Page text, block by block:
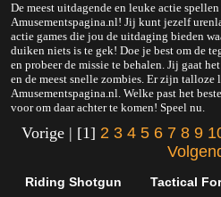
De meest uitdagende en leuke actie
Amusementspagina.nl! Jij kunt jezelf
actie games die jou de uitdaging bieden
duiken niets is te gek! Doe je best om de
en probeer de missie te behalen. Jij gaat
en de meest snelle zombies. Er zijn talloze
Amusementspagina.nl. Welke past het
voor om daar achter te komen! Speel nu.
Vorige | [1] 2 3 4 5 6 7 8 9
Riding Shotgun Tactical